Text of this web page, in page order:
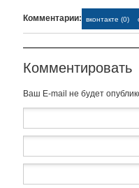
Комментарии: вконтакте (0)
Комментировать
Baш E-mail не будет